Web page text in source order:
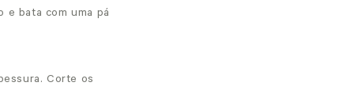
e bata com uma pá
Corte os